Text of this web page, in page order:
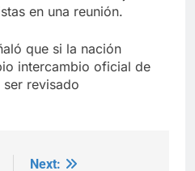
en una reunión.
que si la nación
intercambio oficial de
revisado
Next: